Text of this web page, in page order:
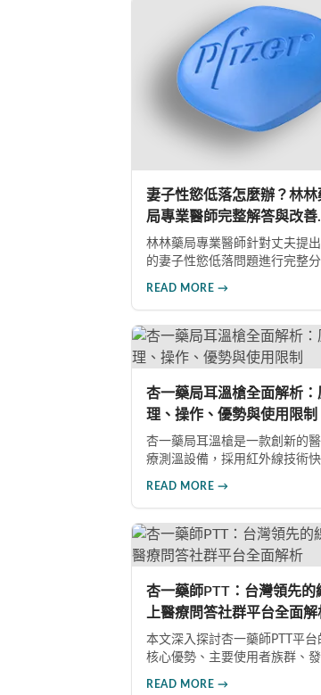
妻子性慾低落怎麼辦？林林
局專業醫師完整解答與改善
議
林林藥局專業醫師針對丈夫提出
的妻子性慾低落問題進行完整分
議，並提供6大實用性愛技巧，
助伴侶重拾親密關係的和諧與美
滿。
READ MORE →
杏一藥局耳溫槍全面解析：
理、操作、優勢與使用限制
杏一藥局耳溫槍是一款創新的醫
療測溫設備，採用紅外線技術快
解這款醫護人員首選的測溫工具
的實用價值。
READ MORE →
杏一藥師PTT：台灣領先的
上醫療問答社群平台全面解
本文深入探討杏一藥師PTT平台
核心優勢、主要使用者族群、發
READ MORE →